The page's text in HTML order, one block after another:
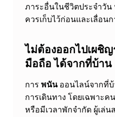
ภาระอื่นในชีวิตประจำวัน
ควรเก็บไว้ก่อนและเลื่อน
ไม่ต้องออกไปเผชิ
มือถือได้จากที่บ้าน
การ พนัน ออนไลน์จากที่
การเดินทาง โดยเฉพาะ
หรือมีเวลาพักจำกัด ผู้เล่